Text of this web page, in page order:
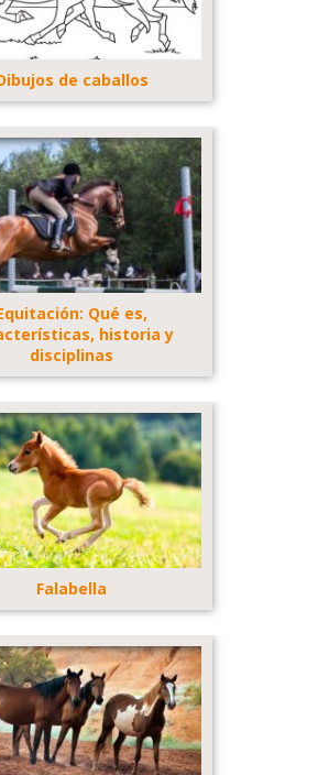
de caballos
Qué es,
historia y
disciplinas
Falabella